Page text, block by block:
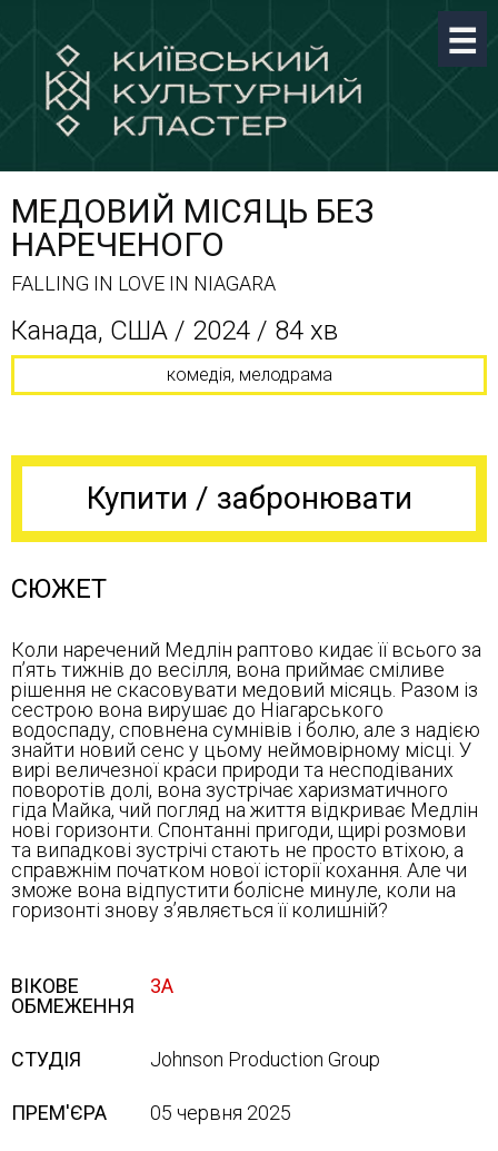
МЕДОВИЙ МІСЯЦЬ БЕЗ
НАРЕЧЕНОГО
FALLING IN LOVE IN NIAGARA
Канада, США / 2024 / 84 хв
комедія, мелодрама
Купити / забронювати
СЮЖЕТ
Коли наречений Медлін раптово кидає її всього за
п’ять тижнів до весілля, вона приймає сміливе
рішення не скасовувати медовий місяць. Разом із
сестрою вона вирушає до Ніагарського
водоспаду, сповнена сумнівів і болю, але з надією
знайти новий сенс у цьому неймовірному місці. У
вирі величезної краси природи та несподіваних
поворотів долі, вона зустрічає харизматичного
гіда Майка, чий погляд на життя відкриває Медлін
нові горизонти. Спонтанні пригоди, щирі розмови
та випадкові зустрічі стають не просто втіхою, а
справжнім початком нової історії кохання. Але чи
зможе вона відпустити болісне минуле, коли на
горизонті знову з’являється її колишній?
ВІКОВЕ
ОБМЕЖЕННЯ
3А
СТУДІЯ Johnson Production Group
ПРЕМ'ЄРА 05 червня 2025